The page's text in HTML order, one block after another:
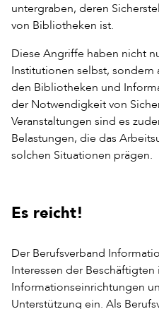
untergraben, deren
von Bibliotheken ist.
Diese Angriffe haben nicht
Institutionen selbst, sondern
den Bibliotheken und
der Notwendigkeit von
Veranstaltungen sind es
Belastungen, die das
solchen Situationen prägen.
Es reicht!
Der Berufsverband
Interessen der
Informationseinrichtungen
Unterstützung ein. Als